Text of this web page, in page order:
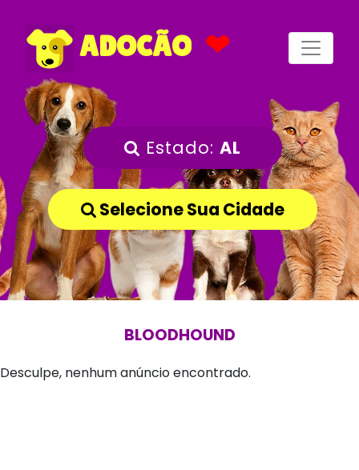
ADOCÃO ❤
Estado: AL
Selecione Sua Cidade
BLOODHOUND
Desculpe, nenhum anúncio encontrado.